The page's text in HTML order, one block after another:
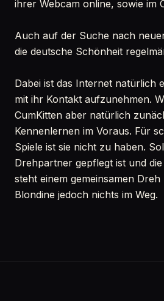
ihrer Webcam online, sowie im
Auch auf der Suche nach
die deutsche Schönheit
Dabei ist das Internet natürlich
mit ihr Kontakt aufzunehmen.
CumKitten aber natürlich
Kennenlernen im Voraus. Für
Spiele ist sie nicht zu haben.
Drehpartner gepflegt ist und
steht einem gemeinsamen
Blondine jedoch nichts im Weg.